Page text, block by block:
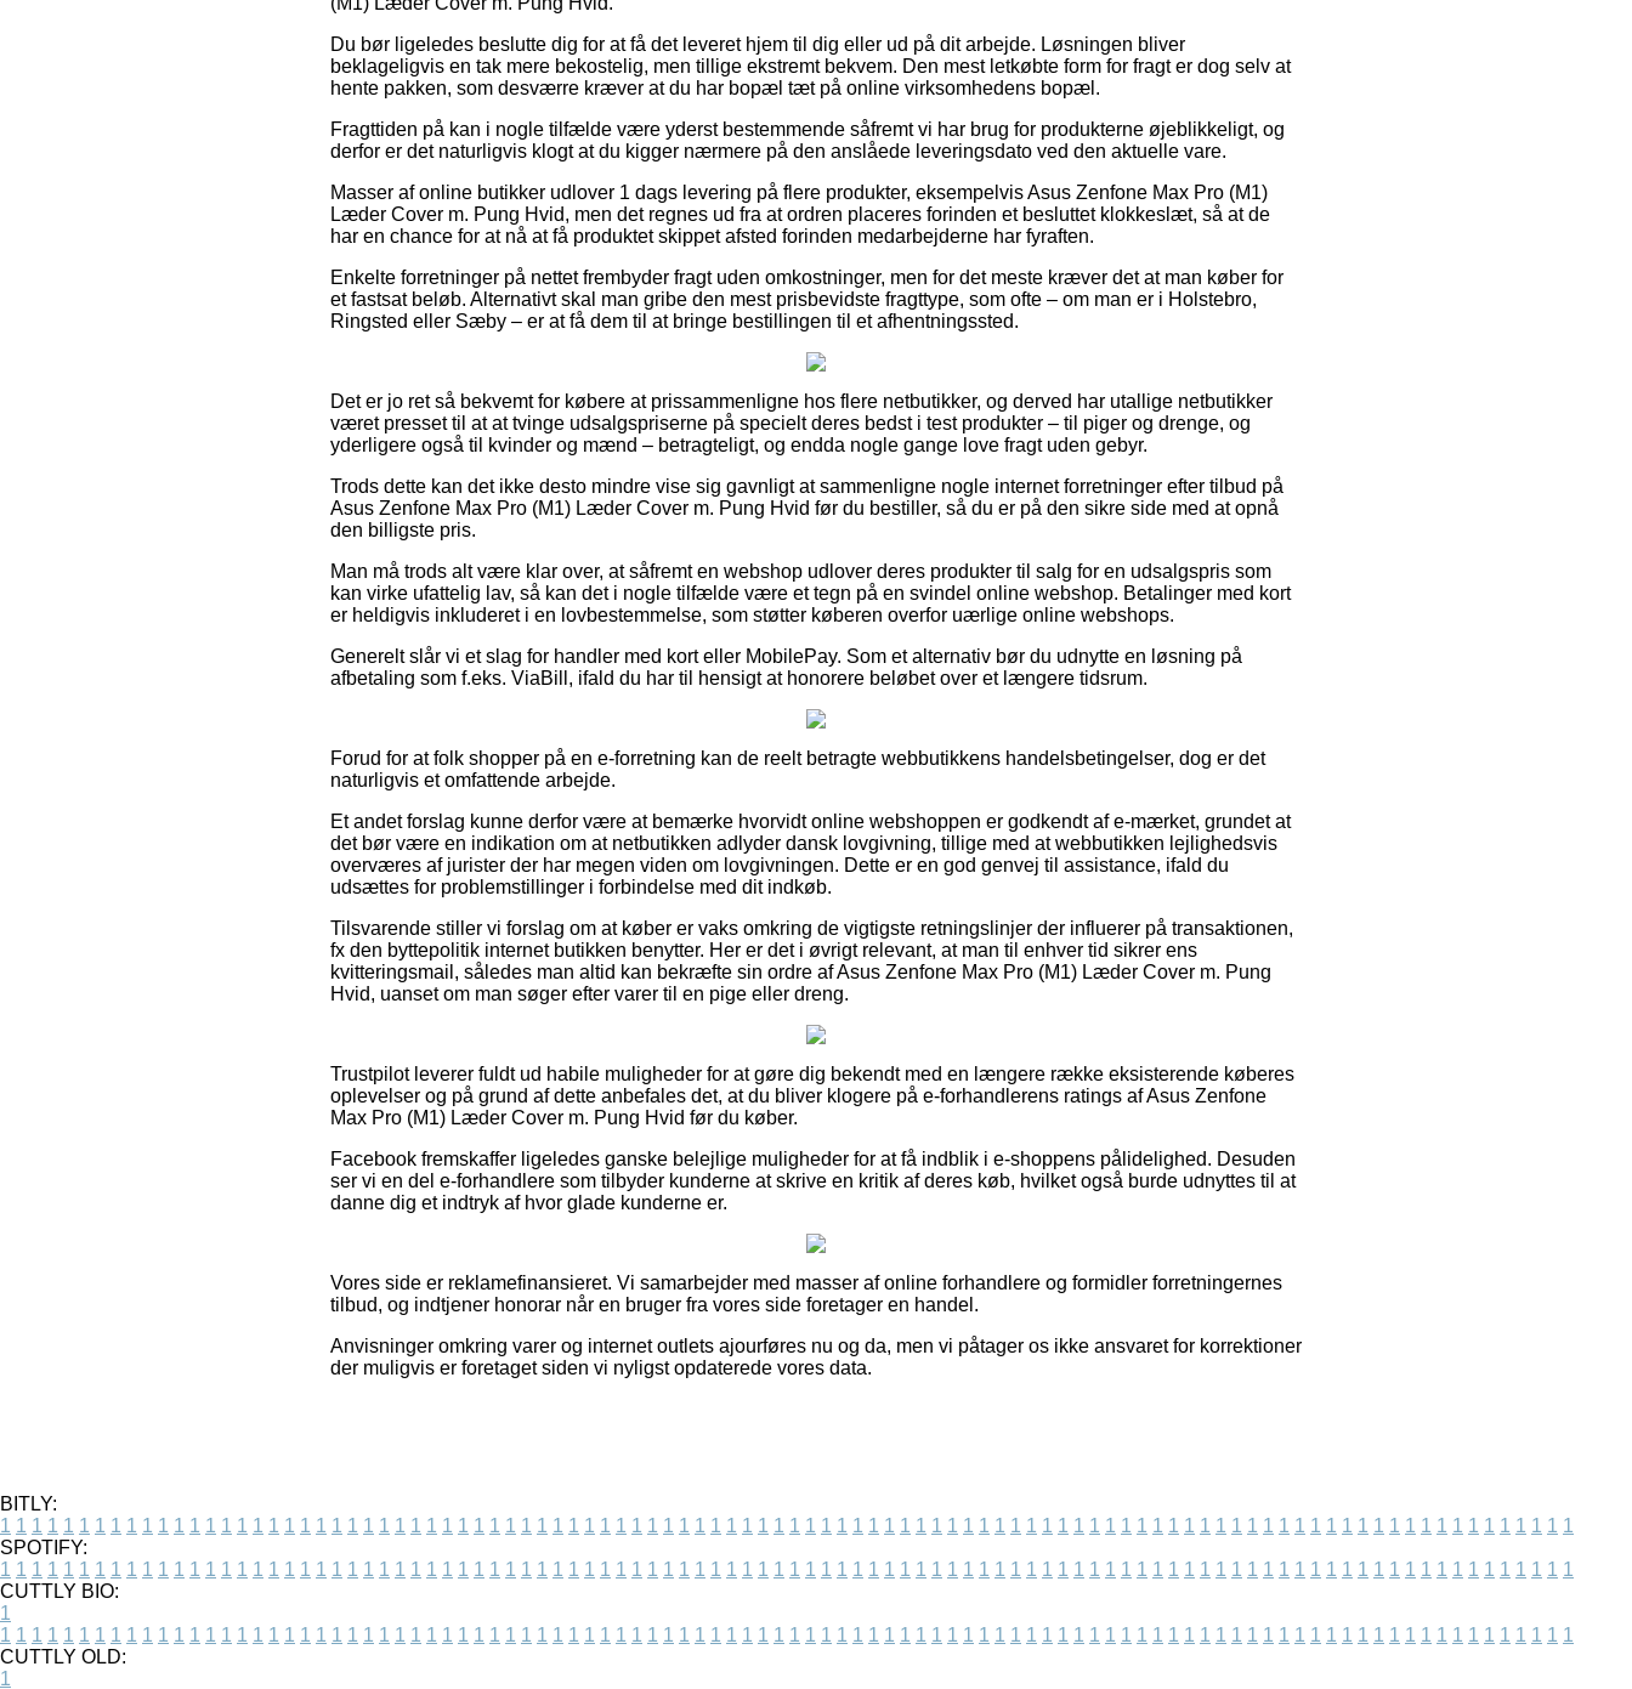
Du bør ligeledes beslutte dig for at få det leveret hjem til dig eller ud på dit arbejde. Løsningen bliver
beklageligvis en tak mere bekostelig, men tillige ekstremt bekvem. Den mest letkøbte form for fragt er dog selv at
hente pakken, som desværre kræver at du har bopæl tæt på online virksomhedens bopæl.
Fragttiden på kan i nogle tilfælde være yderst bestemmende såfremt vi har brug for produkterne øjeblikkeligt, og
derfor er det naturligvis klogt at du kigger nærmere på den anslåede leveringsdato ved den aktuelle vare.
Masser af online butikker udlover 1 dags levering på flere produkter, eksempelvis Asus Zenfone Max Pro (M1)
Læder Cover m. Pung Hvid, men det regnes ud fra at ordren placeres forinden et besluttet klokkeslæt, så at de
har en chance for at nå at få produktet skippet afsted forinden medarbejderne har fyraften.
Enkelte forretninger på nettet frembyder fragt uden omkostninger, men for det meste kræver det at man køber for
et fastsat beløb. Alternativt skal man gribe den mest prisbevidste fragttype, som ofte – om man er i Holstebro,
Ringsted eller Sæby – er at få dem til at bringe bestillingen til et afhentningssted.
Det er jo ret så bekvemt for købere at prissammenligne hos flere netbutikker, og derved har utallige netbutikker
været presset til at at tvinge udsalgspriserne på specielt deres bedst i test produkter – til piger og drenge, og
yderligere også til kvinder og mænd – betragteligt, og endda nogle gange love fragt uden gebyr.
Trods dette kan det ikke desto mindre vise sig gavnligt at sammenligne nogle internet forretninger efter tilbud på
Asus Zenfone Max Pro (M1) Læder Cover m. Pung Hvid før du bestiller, så du er på den sikre side med at opnå
den billigste pris.
Man må trods alt være klar over, at såfremt en webshop udlover deres produkter til salg for en udsalgspris som
kan virke ufattelig lav, så kan det i nogle tilfælde være et tegn på en svindel online webshop. Betalinger med kort
er heldigvis inkluderet i en lovbestemmelse, som støtter køberen overfor uærlige online webshops.
Generelt slår vi et slag for handler med kort eller MobilePay. Som et alternativ bør du udnytte en løsning på
afbetaling som f.eks. ViaBill, ifald du har til hensigt at honorere beløbet over et længere tidsrum.
Forud for at folk shopper på en e-forretning kan de reelt betragte webbutikkens handelsbetingelser, dog er det
naturligvis et omfattende arbejde.
Et andet forslag kunne derfor være at bemærke hvorvidt online webshoppen er godkendt af e-mærket, grundet at
det bør være en indikation om at netbutikken adlyder dansk lovgivning, tillige med at webbutikken lejlighedsvis
overværes af jurister der har megen viden om lovgivningen. Dette er en god genvej til assistance, ifald du
udsættes for problemstillinger i forbindelse med dit indkøb.
Tilsvarende stiller vi forslag om at køber er vaks omkring de vigtigste retningslinjer der influerer på transaktionen,
fx den byttepolitik internet butikken benytter. Her er det i øvrigt relevant, at man til enhver tid sikrer ens
kvitteringsmail, således man altid kan bekræfte sin ordre af Asus Zenfone Max Pro (M1) Læder Cover m. Pung
Hvid, uanset om man søger efter varer til en pige eller dreng.
Trustpilot leverer fuldt ud habile muligheder for at gøre dig bekendt med en længere række eksisterende køberes
oplevelser og på grund af dette anbefales det, at du bliver klogere på e-forhandlerens ratings af Asus Zenfone
Max Pro (M1) Læder Cover m. Pung Hvid før du køber.
Facebook fremskaffer ligeledes ganske belejlige muligheder for at få indblik i e-shoppens pålidelighed. Desuden
ser vi en del e-forhandlere som tilbyder kunderne at skrive en kritik af deres køb, hvilket også burde udnyttes til at
danne dig et indtryk af hvor glade kunderne er.
Vores side er reklamefinansieret. Vi samarbejder med masser af online forhandlere og formidler forretningernes
tilbud, og indtjener honorar når en bruger fra vores side foretager en handel.
Anvisninger omkring varer og internet outlets ajourføres nu og da, men vi påtager os ikke ansvaret for korrektioner
der muligvis er foretaget siden vi nyligst opdaterede vores data.
BITLY:
1 1 1 1 1 1 1 1 1 1 1 1 1 1 1 1 1 1 1 1 1 1 1 1 1 1 1 1 1 1 1 1 1 1 1 1 1 1 1 1 1 1 1 1 1 1 1 1 1 1 1 1 1 1 1 1 1 1 1 1 1 1 1 1 1 1 1 1 1 1 1 1 1 1 1 1 1 1 1 1 1 1 1 1 1 1 1 1 1 1 1 1 1 1 1 1 1 1 1 1
SPOTIFY:
1 1 1 1 1 1 1 1 1 1 1 1 1 1 1 1 1 1 1 1 1 1 1 1 1 1 1 1 1 1 1 1 1 1 1 1 1 1 1 1 1 1 1 1 1 1 1 1 1 1 1 1 1 1 1 1 1 1 1 1 1 1 1 1 1 1 1 1 1 1 1 1 1 1 1 1 1 1 1 1 1 1 1 1 1 1 1 1 1 1 1 1 1 1 1 1 1 1 1 1
CUTTLY BIO:
1
1 1 1 1 1 1 1 1 1 1 1 1 1 1 1 1 1 1 1 1 1 1 1 1 1 1 1 1 1 1 1 1 1 1 1 1 1 1 1 1 1 1 1 1 1 1 1 1 1 1 1 1 1 1 1 1 1 1 1 1 1 1 1 1 1 1 1 1 1 1 1 1 1 1 1 1 1 1 1 1 1 1 1 1 1 1 1 1 1 1 1 1 1 1 1 1 1 1 1 1
CUTTLY OLD:
1